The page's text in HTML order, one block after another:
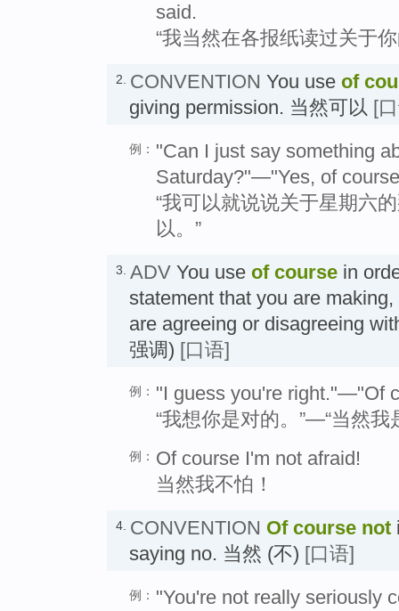
said.
“我当然在各报纸读过关于
2. CONVENTION You use of
giving permission. 当然可以 [
例： "Can I just say something
Saturday?"—"Yes, of
“我可以就说说关于星期六
以。”
3. ADV You use of course in
statement that you are
are agreeing or disagreeing
强调) [口语]
例： "I guess you're right."—"Of
“我想你是对的。”—“当然我
例： Of course I'm not afraid!
当然我不怕！
4. CONVENTION Of course not
saying no. 当然 (不) [口语]
例： "You're not really seriously